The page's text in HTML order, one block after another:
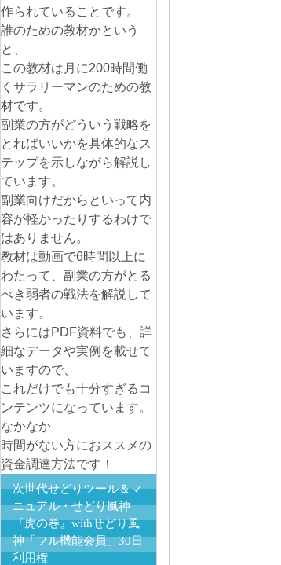
作られていることです。
誰のための教材かという
と、
この教材は月に200時間働
くサラリーマンのための教
材です。
副業の方がどういう戦略を
とればいいかを具体的なス
テップを示しながら解説し
ています。
副業向けだからといって内
容が軽かったりするわけで
はありません。
教材は動画で6時間以上に
わたって、副業の方がとる
べき弱者の戦法を解説して
います。
さらにはPDF資料でも、詳
細なデータや実例を載せて
いますので、
これだけでも十分すぎるコ
ンテンツになっています。
なかなか
時間がない方におススメの
資金調達方法です！
次世代せどりツール＆マ
ニュアル・せどり風神
『虎の巻』withせどり風
神「フル機能会員」30日
利用権